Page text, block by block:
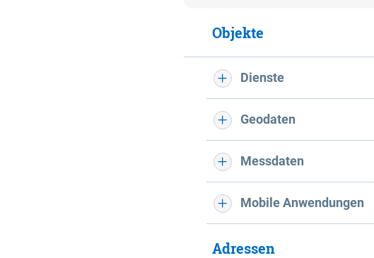
Objekte
Dienste
Geodaten
Messdaten
Mobile Anwendungen
Adressen